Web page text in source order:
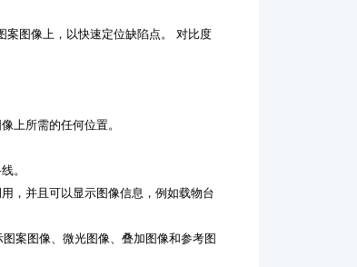
图像上，以快速定位缺陷点。 对比度
上所需的任何位置。
。
，并且可以显示图像信息，例如载物台
案图像、微光图像、叠加图像和参考图